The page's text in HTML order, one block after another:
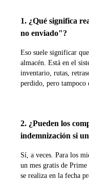
1. ¿Qué significa
no enviado"?
Eso suele significar
almacén. Está en el
inventario, rutas,
perdido, pero tampoco
2. ¿Pueden los
indemnización si
Sí, a veces. Para los
un mes gratis de
se realiza en la fecha